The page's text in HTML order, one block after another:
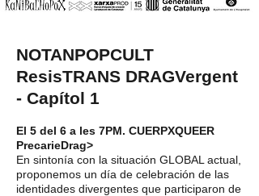
NOTANPOPCULT
ResisTRANS DRAGVergent
- Capítol 1
El 5 del 6 a les 7PM. CUERPXQUEER
PrecarieDrag>
En sintonía con la situación GLOBAL actual,
proponemos un día de celebración de las
identidades divergentes que participaron de